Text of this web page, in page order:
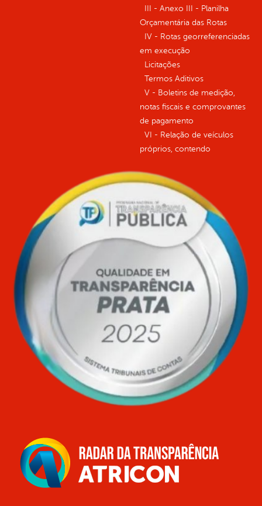
III - Anexo III - Planilha
Orçamentária das Rotas
IV - Rotas georreferenciadas
em execução
Licitações
Termos Aditivos
V - Boletins de medição,
notas fiscais e comprovantes
de pagamento
VI - Relação de veículos
próprios, contendo